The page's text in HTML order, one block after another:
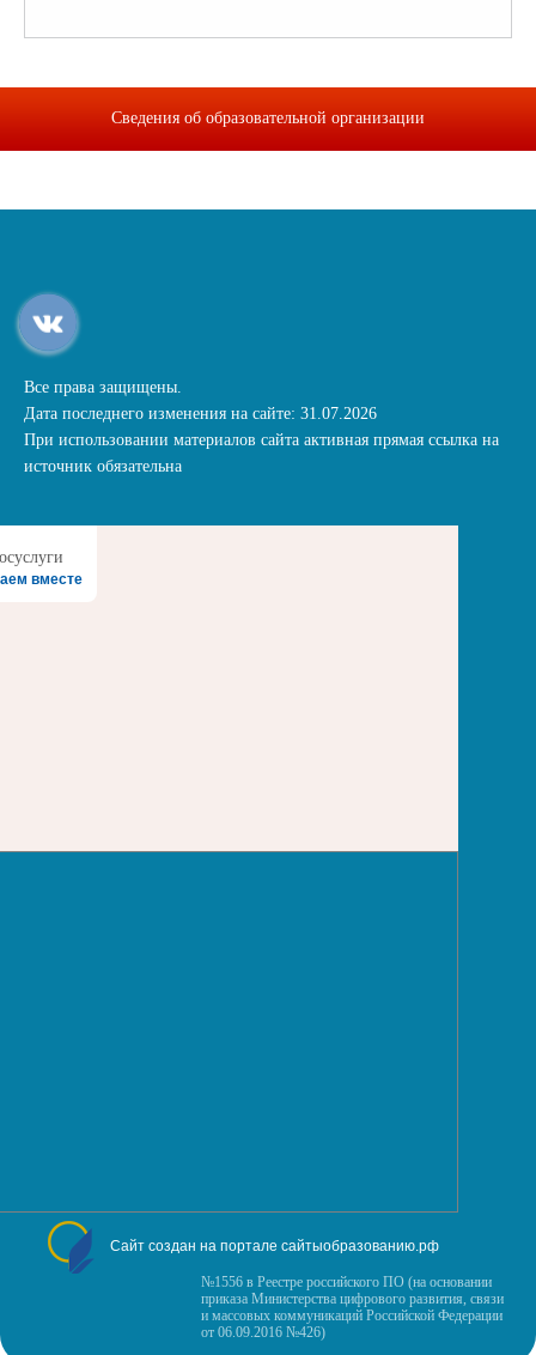
Сведения об образовательной организации
Все права защищены.
Дата последнего изменения на сайте: 31.07.2026
При использовании материалов сайта активная прямая ссылка на
источник обязательна
вместе
Сайт создан на портале сайтыобразованию.рф
№1556 в Реестре российского ПО (на основании
приказа Министерства цифрового развития, связи
и массовых коммуникаций Российской Федерации
от 06.09.2016 №426)